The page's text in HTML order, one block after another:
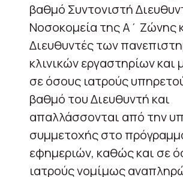
βαθμό Συντονιστή
Νοσοκομεία της Α΄ Ζώνης
Διευθυντές των
κλινικών εργαστηρίων και
σε όσους ιατρούς
βαθμό του Διευθυντή και
απαλλάσσονται από την
συμμετοχής στο
εφημεριών, καθώς και σε
ιατρούς νομίμως